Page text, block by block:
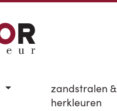
zandstralen &
herkleuren